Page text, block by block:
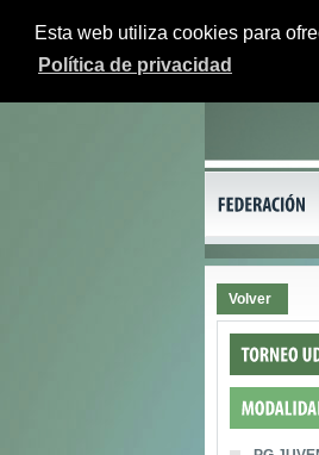
Esta web utiliza cookies para
Política de privacidad
Volver